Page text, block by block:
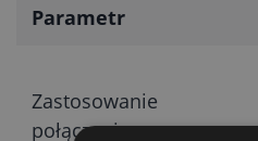
Parametr
Zastosowanie
połączenia